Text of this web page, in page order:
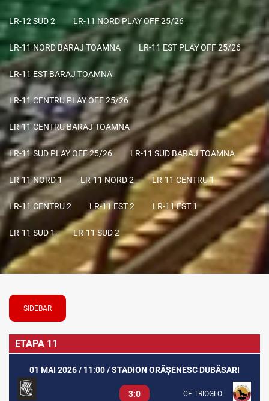
LR-12 SUD 2 LR-11 NORD PLAY OFF 25/26
LR-11 NORD BARAJ TOAMNA LR-11 EST PLAY OFF 25/26
LR-11 EST BARAJ TOAMNA
LR-11 CENTRU PLAY OFF 25/26
LR-11 CENTRU BARAJ TOAMNA
LR-11 SUD PLAY OFF 25/26 LR-11 SUD BARAJ TOAMNA
LR-11 NORD 1 LR-11 NORD 2 LR-11 CENTRU 1
LR-11 CENTRU 2 LR-11 EST 2 LR-11 EST 1
LR-11 SUD 1 LR-11 SUD 2
SIDEBAR
ETAPA 11
01 MAI 2026 / 11:00 / STADION ORĂȘENESC DUBĂSARI
3:0 CF TRIOGLO